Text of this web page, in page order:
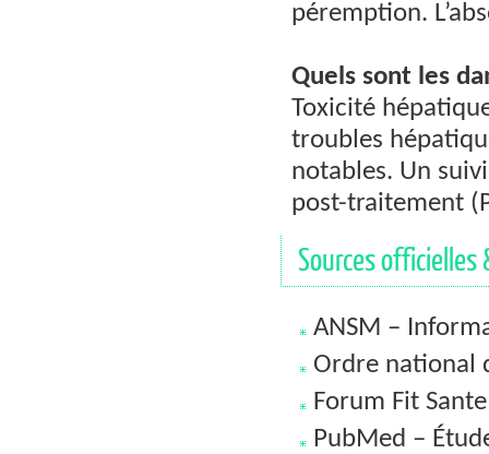
péremption.
Quels sont les
Toxicité
troubles
notables. Un
post-traitement
Sources officielles
ANSM –
Ordre national
Forum Fit
PubMed –